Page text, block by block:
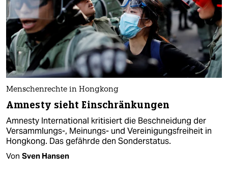
Menschenrechte in Hongkong
Amnesty sieht Einschränkungen
Amnesty International kritisiert die Beschneidung der
Versammlungs-, Meinungs- und Vereinigungsfreiheit in
Hongkong. Das gefährde den Sonderstatus.
Von Sven Hansen